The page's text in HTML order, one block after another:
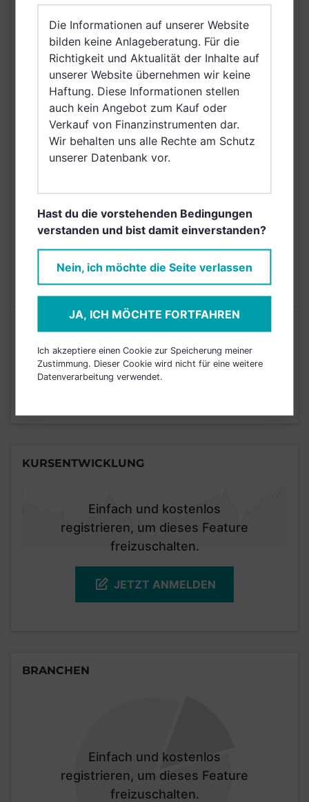
VERTRIEBSZULASSUNG
Nordirland, Österreich,
Schweiz, Finnland,
Dänemark, Hong Kong,
Ungarn, Island,
Schweden, Irland,
Belgien, Netherlands
(Kingdom of the),
Norwegen, Vereinigte
Arabische Emirate,
Griechenland, Brunei
Darussalam, Saudi
Arabien
AUSGABEAUFSCHLAG 5,00%
MAX. LAUFENDE
KOSTEN
1 4
KURSENTWICKLUNG
Einfach und kostenlos
registrieren, um dieses Feature
freizuschalten.
JETZT ANMELDEN
BRANCHEN
Einfach und kostenlos
registrieren, um dieses Feature
freizuschalten.
Die Informationen auf unserer Website
bilden keine Anlageberatung. Für die
Richtigkeit und Aktualität der Inhalte auf
unserer Website übernehmen wir keine
Haftung. Diese Informationen stellen
auch kein Angebot zum Kauf oder
Verkauf von Finanzinstrumenten dar.
Wir behalten uns alle Rechte am Schutz
unserer Datenbank vor.
Hast du die vorstehenden Bedingungen
verstanden und bist damit einverstanden?
Nein, ich möchte die Seite verlassen
JA, ICH MÖCHTE FORTFAHREN
Ich akzeptiere einen Cookie zur Speicherung meiner
Zustimmung. Dieser Cookie wird nicht für eine weitere
Datenverarbeitung verwendet.